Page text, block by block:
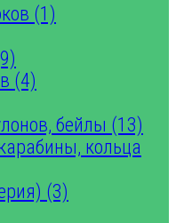
(1)
(4)
бейлы (13)
кольца
(3)